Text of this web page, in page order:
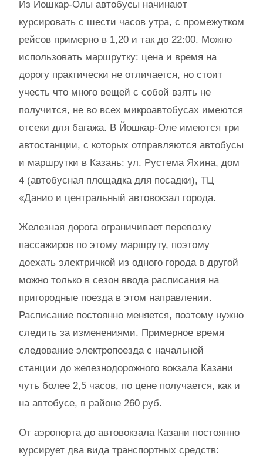
Из Йошкар-Олы автобусы начинают
курсировать с шести часов утра, с промежутком
рейсов примерно в 1,20 и так до 22:00. Можно
использовать маршрутку: цена и время на
дорогу практически не отличается, но стоит
учесть что много вещей с собой взять не
получится, не во всех микроавтобусах имеются
отсеки для багажа. В Йошкар-Оле имеются три
автостанции, с которых отправляются автобусы
и маршрутки в Казань: ул. Рустема Яхина, дом
4 (автобусная площадка для посадки), ТЦ
«Данио и центральный автовокзал города.
Железная дорога ограничивает перевозку
пассажиров по этому маршруту, поэтому
доехать электричкой из одного города в другой
можно только в сезон ввода расписания на
пригородные поезда в этом направлении.
Расписание постоянно меняется, поэтому нужно
следить за изменениями. Примерное время
следование электропоезда с начальной
станции до железнодорожного вокзала Казани
чуть более 2,5 часов, по цене получается, как и
на автобусе, в районе 260 руб.
От аэропорта до автовокзала Казани постоянно
курсирует два вида транспортных средств: